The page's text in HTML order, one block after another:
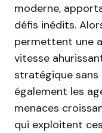
moderne,
défis inédits.
permettent une
vitesse
stratégique sans
également les
menaces
qui exploitent